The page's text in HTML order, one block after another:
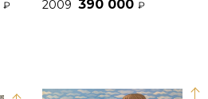
₽ 2009 390 000 ₽